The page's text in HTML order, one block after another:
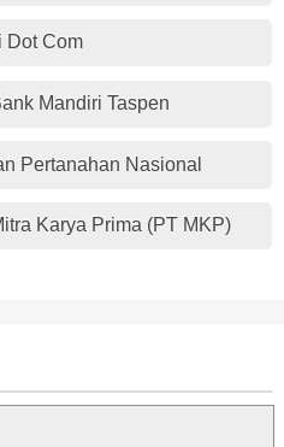
Dot Com
Mandiri Taspen
Pertanahan Nasional
Karya Prima (PT MKP)